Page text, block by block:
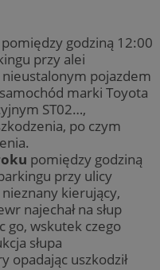
pomiędzy godziną 12:00
przy alei
nieustalonym pojazdem
marki Toyota
ST02…,
po czym
pomiędzy godziną
przy ulicy
kierujący,
najechał na słup
go, wskutek czego
słupa
opadając uszkodził